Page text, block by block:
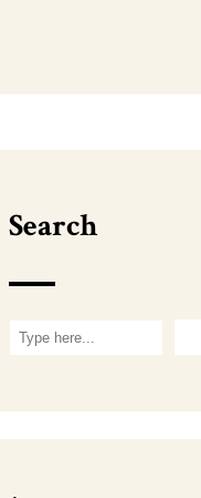
Search